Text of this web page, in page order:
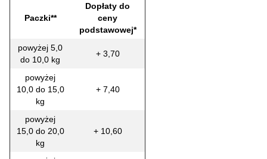
Paczki**
Dopłaty do
ceny
podstawowej*
powyżej 5,0
do 10,0 kg
+ 3,70
powyżej
10,0 do 15,0
kg
+ 7,40
powyżej
15,0 do 20,0
kg
+ 10,60